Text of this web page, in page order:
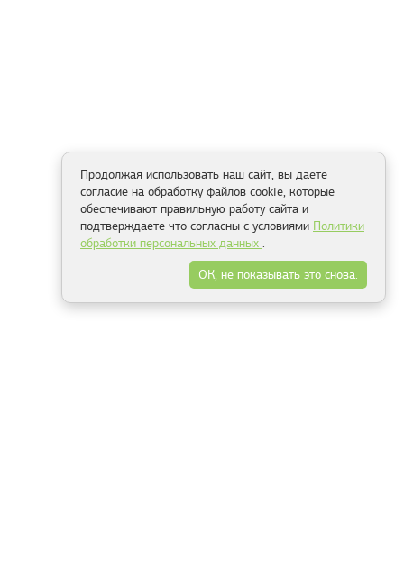
Продолжая использовать наш сайт, вы даете
согласие на обработку файлов cookie, которые
обеспечивают правильную работу сайта и
подтверждаете что согласны с условиями Политики
обработки персональных данных .
ОК, не показывать это снова.